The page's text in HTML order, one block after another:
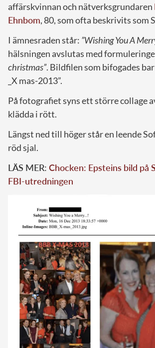
affärskvinnan och nätverksgrundaren
Ehnbom, 80, som ofta beskrivits som
I ämnesraden står: ”Wishing You A
hälsningen avslutas med
christmas”. Bildfilen som bifogades
_X mas-2013”.
På fotografiet syns ett större collage
klädda i rött.
Längst ned till höger står en leende
röd sjal.
LÄS MER: Chocken: Epsteins bild på
FBI-utredningen